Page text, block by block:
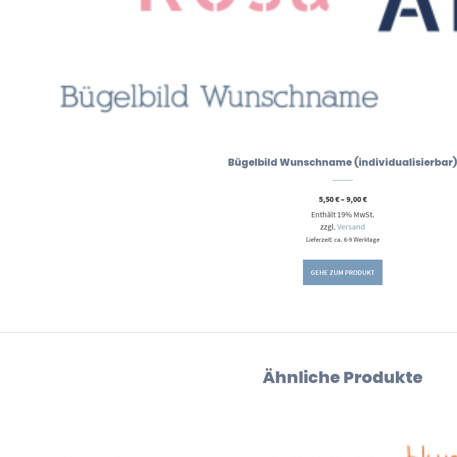
Bügelbild Wunschname (individualisierbar)
5,50€– 9,00€Preisspanne:
bis
Enthält 19% MwSt.
zzgl. Versand
Lieferzeit: ca. 6-9 Werktage
GEHE ZUM PRODUKT
Ähnliche Produkte